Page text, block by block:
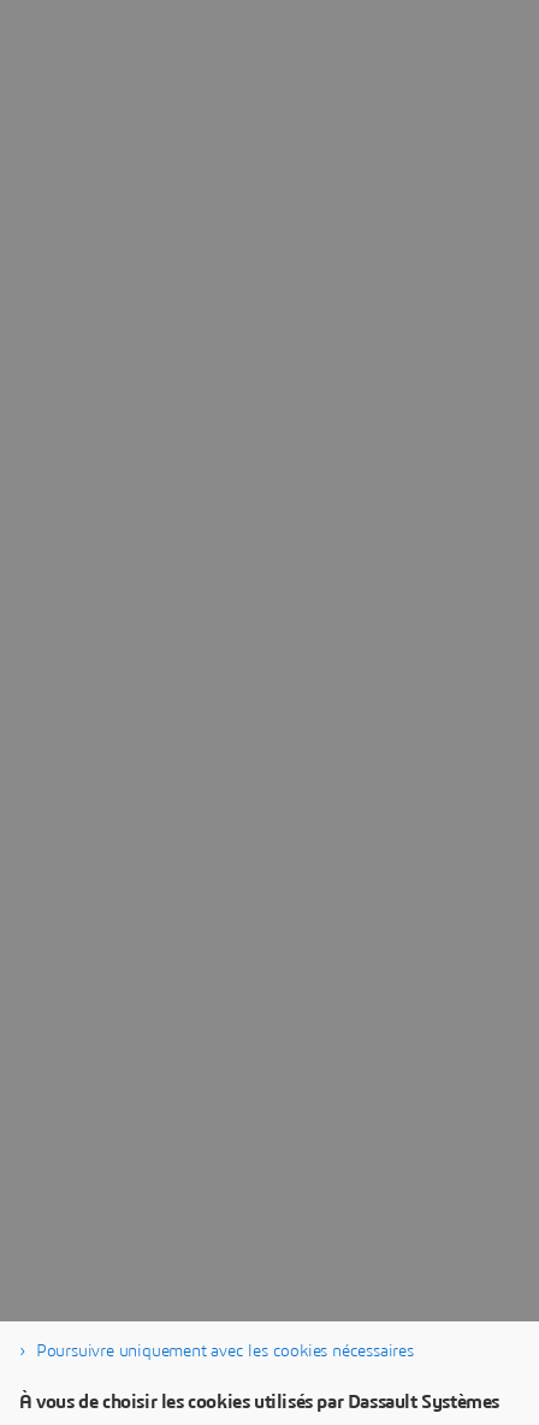
Poursuivre uniquement avec les cookies nécessaires
À vous de choisir les cookies utilisés par Dassault Systèmes